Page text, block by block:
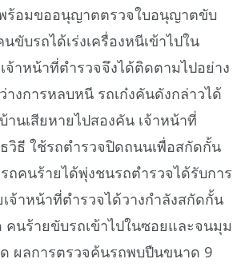
ร้อมขออนุญาตตรวจใบอนุญาตขับ
ขับรถได้เร่งเครื่องหนีเข้าไปใน
จ้าหน้าที่ตำรวจจึงได้ติดตามไปอย่าง
งการหลบหนี รถเก๋งคันดังกล่าวได้
านเสียหายไปสองคัน เจ้าหน้าที่
วิธี ใช้รถตำรวจปิดถนนเพื่อสกัดกั้น
ถคนร้ายได้พุ่งชนรถตำรวจได้รับการ
จ้าหน้าที่ตำรวจได้วางกำลังสกัดกั้น
คนร้ายขับรถเข้าไปในซอยและจนมุม
ผลการตรวจค้นรถพบปืนขนาด 9